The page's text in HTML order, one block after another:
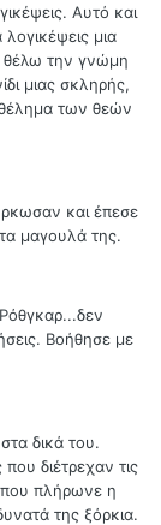
Αυτό και
μια
θέλω την γνώμη
μιας σκληρής,
των θεών
και έπεσε
μαγουλά της.
Βοήθησε με
δικά του.
διέτρεχαν τις
που πλήρωνε η
της ξόρκια.